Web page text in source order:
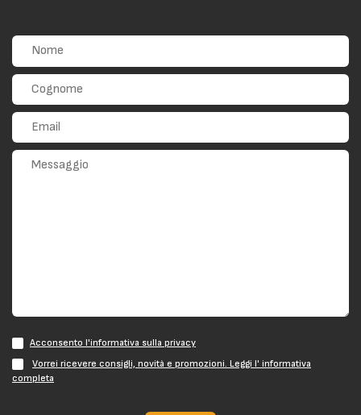
Acconsento l'informativa sulla privacy
Vorrei ricevere consigli, novità e promozioni. Leggi l' informativa
completa